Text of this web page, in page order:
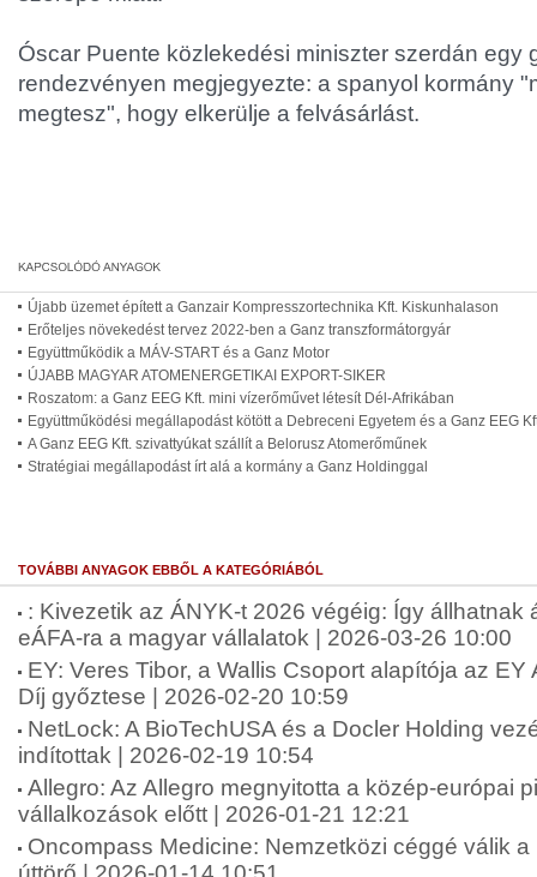
Óscar Puente közlekedési miniszter szerdán egy
rendezvényen megjegyezte: a spanyol kormány
megtesz", hogy elkerülje a felvásárlást.
Újabb üzemet épített a Ganzair Kompresszortechnika Kft. Kiskunhalason
Erőteljes növekedést tervez 2022-ben a Ganz transzformátorgyár
Együttműködik a MÁV-START és a Ganz Motor
ÚJABB MAGYAR ATOMENERGETIKAI EXPORT-SIKER
Roszatom: a Ganz EEG Kft. mini vízerőművet létesít Dél-Afrikában
Együttműködési megállapodást kötött a Debreceni Egyetem és a Ganz EEG
A Ganz EEG Kft. szivattyúkat szállít a Belorusz Atomerőműnek
Stratégiai megállapodást írt alá a kormány a Ganz Holdinggal
TOVÁBBI ANYAGOK EBBŐL A KATEGÓRIÁBÓL
: Kivezetik az ÁNYK-t 2026 végéig: Így állhatnak
eÁFA-ra a magyar vállalatok | 2026-03-26 10:00
EY: Veres Tibor, a Wallis Csoport alapítója az EY
Díj győztese | 2026-02-20 10:59
NetLock: A BioTechUSA és a Docler Holding
indítottak | 2026-02-19 10:54
Allegro: Az Allegro megnyitotta a közép-európai
vállalkozások előtt | 2026-01-21 12:21
Oncompass Medicine: Nemzetközi céggé válik